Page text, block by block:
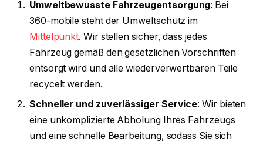
Umweltbewusste Fahrzeugentsorgung: Bei
360-mobile steht der Umweltschutz im
Mittelpunkt. Wir stellen sicher, dass jedes
Fahrzeug gemäß den gesetzlichen Vorschriften
entsorgt wird und alle wiederverwertbaren Teile
recycelt werden.
Schneller und zuverlässiger Service: Wir bieten
eine unkomplizierte Abholung Ihres Fahrzeugs
und eine schnelle Bearbeitung, sodass Sie sich